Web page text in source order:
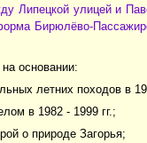
Липецкой улицей и
Бирюлёво-
основании:
летних походов в
в 1982 - 1999 гг.;
о природе Загорья;